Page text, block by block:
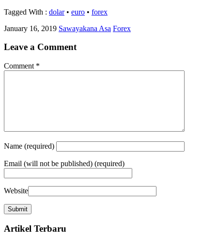
Tagged With : dolar• euro • forex
January 16, 2019 Sawayakana Asa Forex
Leave a Comment
Comment *
Name (required)
Email (will not be published) (required)
Website
Artikel Terbaru